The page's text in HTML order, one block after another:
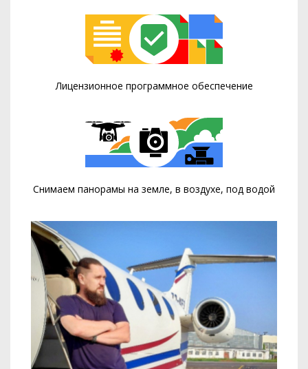
Лицензионное программное обеспечение
Снимаем панорамы на земле, в воздухе, под водой